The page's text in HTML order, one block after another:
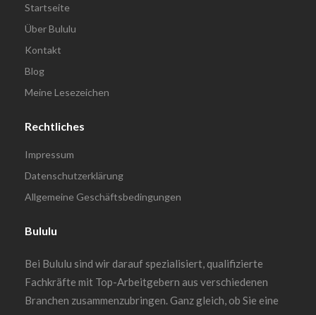
Startseite
Über Bululu
Kontakt
Blog
Meine Lesezeichen
Rechtliches
Impressum
Datenschutzerklärung
Allgemeine Geschäftsbedingungen
Bululu
Bei Bululu sind wir darauf spezialisiert, qualifizierte
Fachkräfte mit Top-Arbeitgebern aus verschiedenen
Branchen zusammenzubringen. Ganz gleich, ob Sie eine